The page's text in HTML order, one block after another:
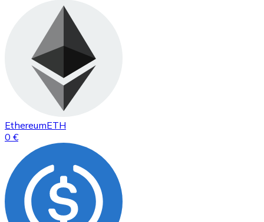
EthereumETH
0 €